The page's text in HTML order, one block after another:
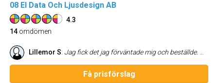
08 El Data Och Ljusdesign AB
4.3
14 omdömen
Lillemor S: Jag fick det jag förväntade mig och beställde. Mycket trevliga och tillmötesgående elektriker.
Få prisförslag